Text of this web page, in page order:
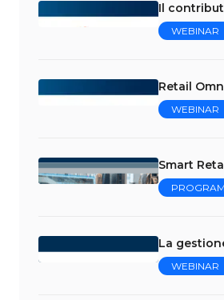
Il
WEBINAR
Retail
WEBINAR
Smart
La
WEBINAR